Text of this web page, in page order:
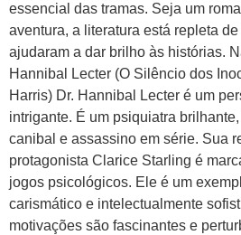
essencial das tramas. Seja um
aventura, a literatura está repleta
ajudaram a dar brilho às histórias.
Hannibal Lecter (O Silêncio dos
Harris) Dr. Hannibal Lecter é um
intrigante. É um psiquiatra
canibal e assassino em série. Sua
protagonista Clarice Starling é
jogos psicológicos. Ele é um
carismático e intelectualmente
motivações são fascinantes e